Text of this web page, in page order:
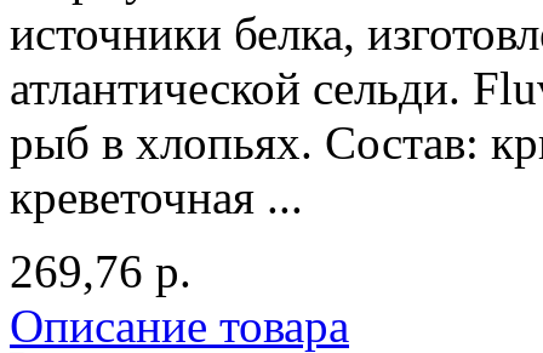
источники белка,
атлантической сельди.
рыб в хлопьях. Состав:
креветочная ...
269,76 р.
Описание товара